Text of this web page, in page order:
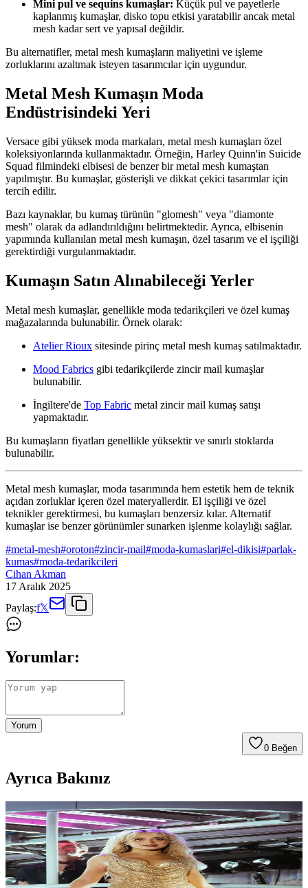
Mini pul ve sequins kumaşlar: Küçük pul ve payetlerle
kaplanmış kumaşlar, disko topu etkisi yaratabilir ancak metal
mesh kadar sert ve yapısal değildir.
Bu alternatifler, metal mesh kumaşların maliyetini ve işleme
zorluklarını azaltmak isteyen tasarımcılar için uygundur.
Metal Mesh Kumaşın Moda
Endüstrisindeki Yeri
Versace gibi yüksek moda markaları, metal mesh kumaşları özel
koleksiyonlarında kullanmaktadır. Örneğin, Harley Quinn'in Suicide
Squad filmindeki elbisesi de benzer bir metal mesh kumaştan
yapılmıştır. Bu kumaşlar, gösterişli ve dikkat çekici tasarımlar için
tercih edilir.
Bazı kaynaklar, bu kumaş türünün "glomesh" veya "diamonte
mesh" olarak da adlandırıldığını belirtmektedir. Ayrıca, elbisenin
yapımında kullanılan metal mesh kumaşın, özel tasarım ve el işçiliği
gerektirdiği vurgulanmaktadır.
Kumaşın Satın Alınabileceği Yerler
Metal mesh kumaşlar, genellikle moda tedarikçileri ve özel kumaş
mağazalarında bulunabilir. Örnek olarak:
Atelier Rioux sitesinde pirinç metal mesh kumaş satılmaktadır.
Mood Fabrics gibi tedarikçilerde zincir mail kumaşlar
bulunabilir.
İngiltere'de Top Fabric metal zincir mail kumaş satışı
yapmaktadır.
Bu kumaşların fiyatları genellikle yüksektir ve sınırlı stoklarda
bulunabilir.
Metal mesh kumaşlar, moda tasarımında hem estetik hem de teknik
açıdan zorluklar içeren özel materyallerdir. El işçiliği ve özel
teknikler gerektirmesi, bu kumaşları benzersiz kılar. Alternatif
kumaşlar ise benzer görünümler sunarken işlenme kolaylığı sağlar.
#metal-mesh#oroton#zincir-mail#moda-kumaslari#el-dikisi#parlak-
kumas#moda-tedarikcileri
Cihan Akman
17 Aralık 2025
Paylaş:f𝕏
Yorumlar:
Yorum
0 Beğen
Ayrıca Bakınız
Versace'nin Metal Mesh Kumaşı: Oroton ve Zincir
Mail Kumaşların Moda Endüstrisindeki Rolü
Metal mesh kumaş, küçük metal disklerin zincir şeklinde
bağlanmasıyla oluşan parlak ve esnek bir materyaldir. Oroton